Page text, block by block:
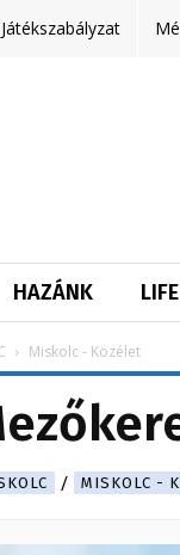
Játékszabályzat
HAZÁNK
Miskolc - Közélet
MISKOLC -